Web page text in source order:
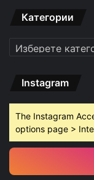
Категории
Категории
Instagram
The Instagram
options page >